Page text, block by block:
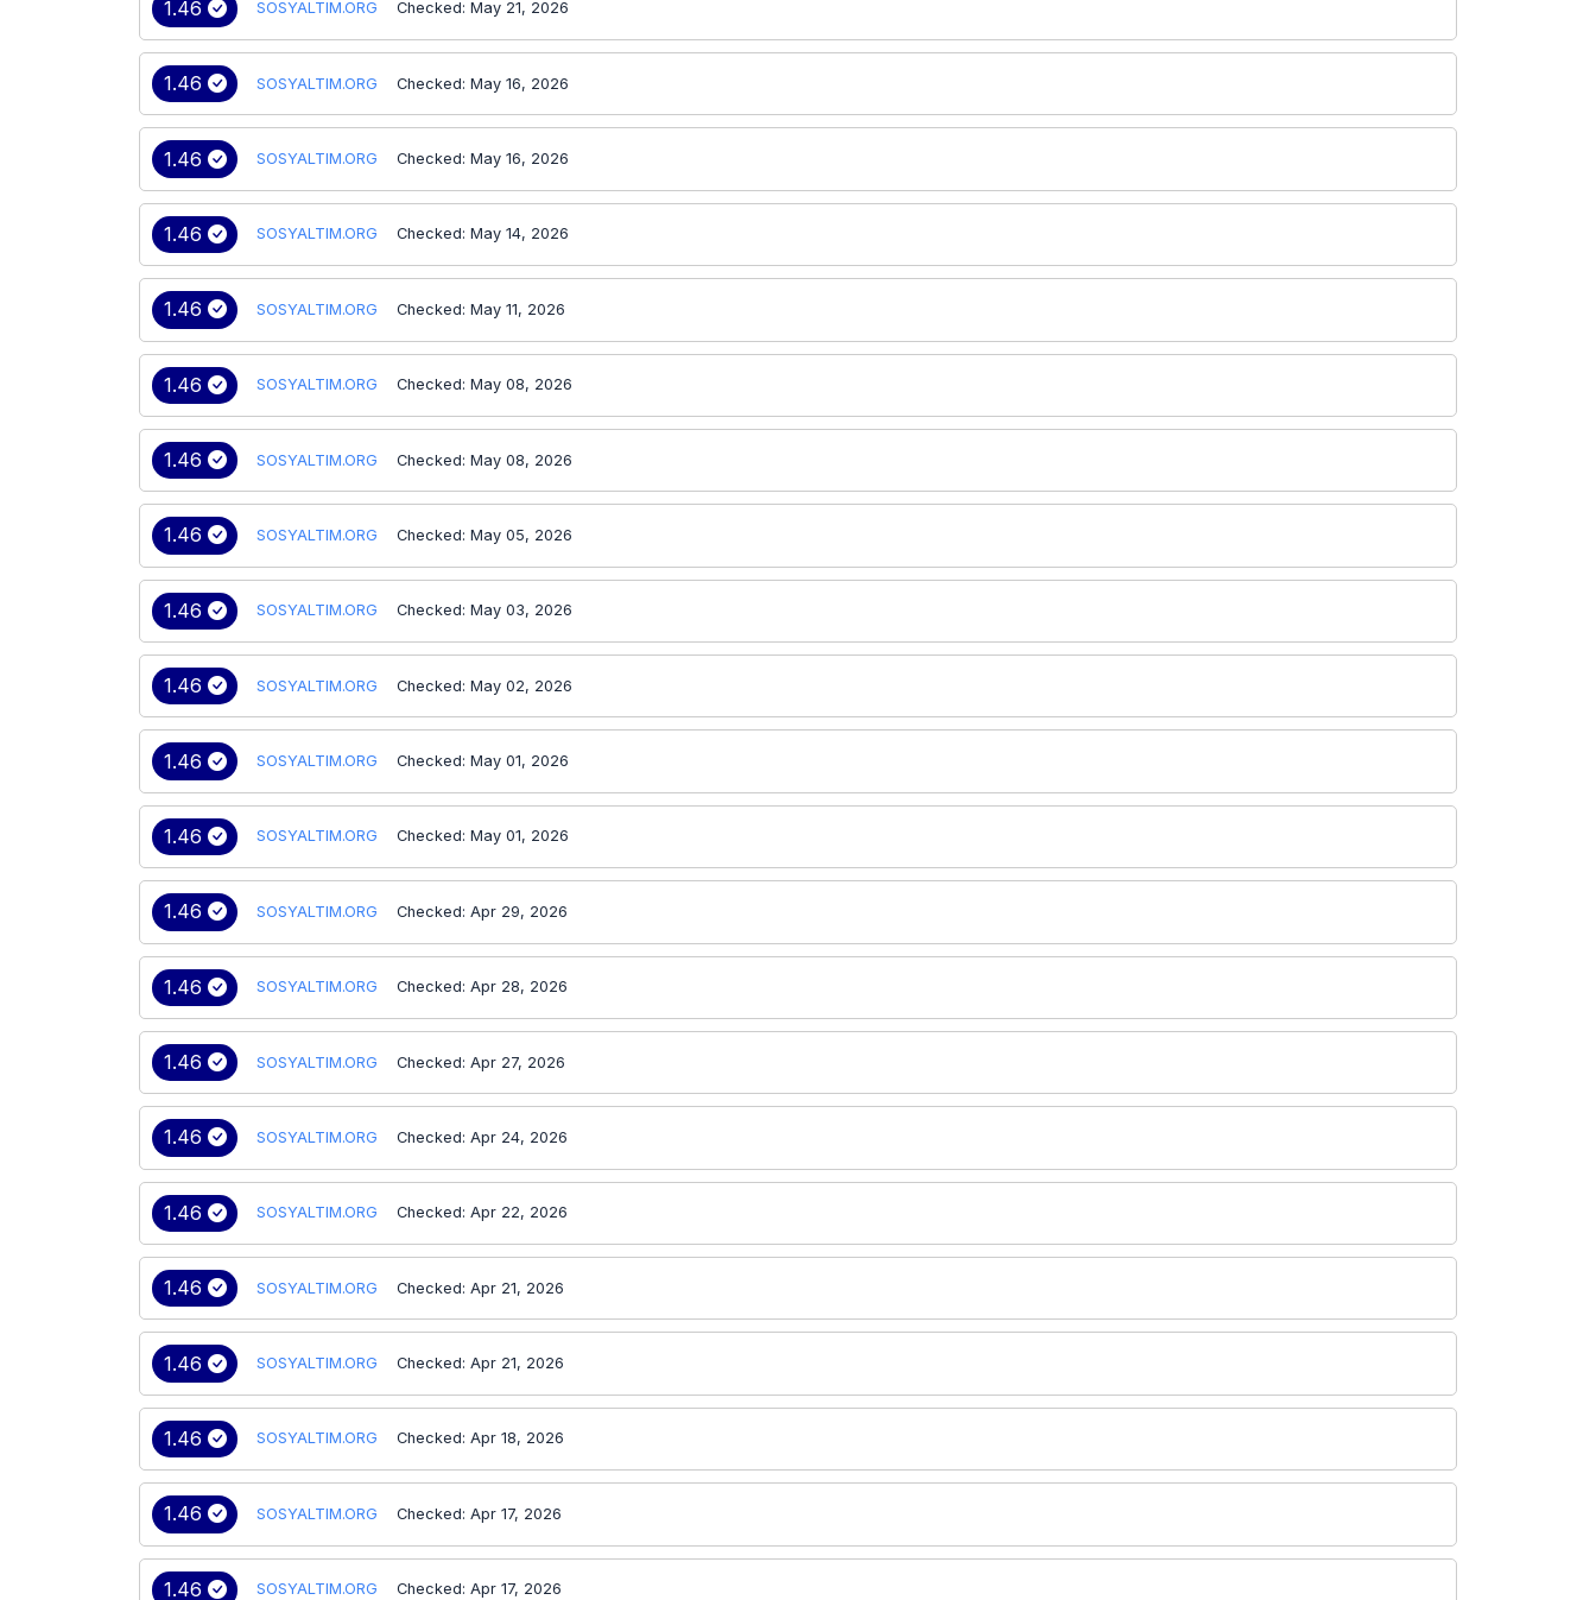
1.46 SOSYALTIM.ORG Checked: May 21, 2026
1.46 SOSYALTIM.ORG Checked: May 16, 2026
1.46 SOSYALTIM.ORG Checked: May 16, 2026
1.46 SOSYALTIM.ORG Checked: May 14, 2026
1.46 SOSYALTIM.ORG Checked: May 11, 2026
1.46 SOSYALTIM.ORG Checked: May 08, 2026
1.46 SOSYALTIM.ORG Checked: May 08, 2026
1.46 SOSYALTIM.ORG Checked: May 05, 2026
1.46 SOSYALTIM.ORG Checked: May 03, 2026
1.46 SOSYALTIM.ORG Checked: May 02, 2026
1.46 SOSYALTIM.ORG Checked: May 01, 2026
1.46 SOSYALTIM.ORG Checked: May 01, 2026
1.46 SOSYALTIM.ORG Checked: Apr 29, 2026
1.46 SOSYALTIM.ORG Checked: Apr 28, 2026
1.46 SOSYALTIM.ORG Checked: Apr 27, 2026
1.46 SOSYALTIM.ORG Checked: Apr 24, 2026
1.46 SOSYALTIM.ORG Checked: Apr 22, 2026
1.46 SOSYALTIM.ORG Checked: Apr 21, 2026
1.46 SOSYALTIM.ORG Checked: Apr 21, 2026
1.46 SOSYALTIM.ORG Checked: Apr 18, 2026
1.46 SOSYALTIM.ORG Checked: Apr 17, 2026
1.46 SOSYALTIM.ORG Checked: Apr 17, 2026